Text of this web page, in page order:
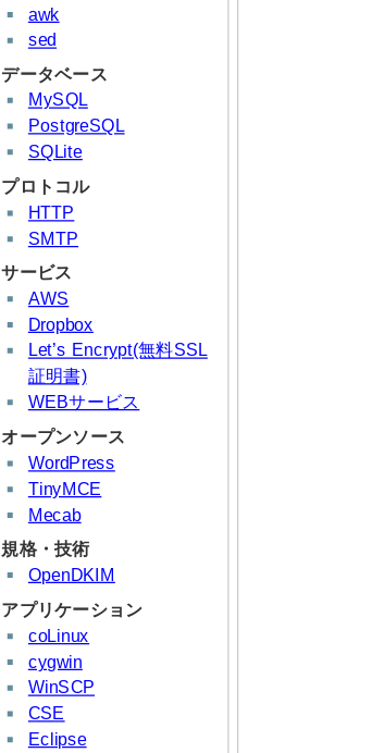
awk
sed
データベース
MySQL
PostgreSQL
SQLite
プロトコル
HTTP
SMTP
サービス
AWS
Dropbox
Let’s Encrypt(無料SSL
証明書)
WEBサービス
オープンソース
WordPress
TinyMCE
Mecab
規格・技術
OpenDKIM
アプリケーション
coLinux
cygwin
WinSCP
CSE
Eclipse